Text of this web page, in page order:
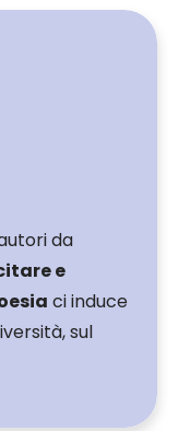
da
e
ci induce
sul